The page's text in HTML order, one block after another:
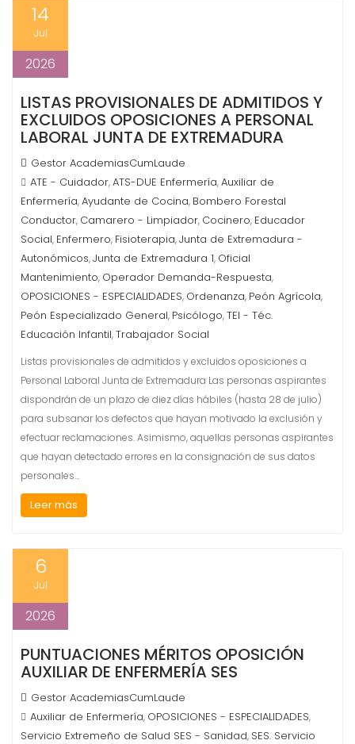
14
Jul
2026
LISTAS PROVISIONALES DE ADMITIDOS Y
EXCLUIDOS OPOSICIONES A PERSONAL
LABORAL JUNTA DE EXTREMADURA
Gestor AcademiasCumLaude
ATE - Cuidador,ATS-DUE Enfermería,Auxiliar de
Enfermería,Ayudante de Cocina, Bombero Forestal
Conductor, Camarero - Limpiador, Cocinero, Educador
Social, Enfermero, Fisioterapia,Junta de Extremadura -
Autonómicos,Junta de Extremadura 1, Oficial
Mantenimiento, Operador Demanda-Respuesta,
OPOSICIONES - ESPECIALIDADES, Ordenanza, Peón Agrícola,
Peón Especializado General, Psicólogo,TEI - Téc.
Educación Infantil,Trabajador Social
Listas provisionales de admitidos y excluidos oposiciones a
Personal Laboral Junta de Extremadura Las personas aspirantes
dispondrán de un plazo de diez días hábiles (hasta 28 de julio)
para subsanar los defectos que hayan motivado la exclusión y
efectuar reclamaciones. Asimismo, aquellas personas aspirantes
que hayan detectado errores en la consignación de sus datos
personales…
Leer más
6
Jul
2026
PUNTUACIONES MÉRITOS OPOSICIÓN
AUXILIAR DE ENFERMERÍA SES
Gestor AcademiasCumLaude
Auxiliar de Enfermería, OPOSICIONES - ESPECIALIDADES,
Servicio Extremeño de Salud SES - Sanidad, SES. Servicio